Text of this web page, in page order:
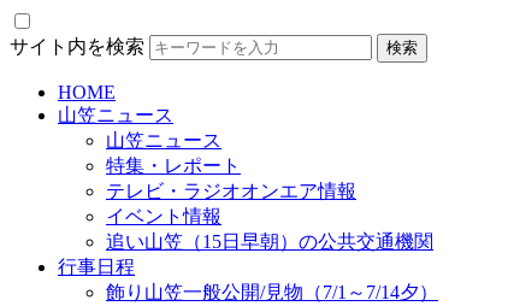
サイト内を検索
HOME
山笠ニュース
山笠ニュース
特集・レポート
テレビ・ラジオオンエア情報
イベント情報
追い山笠（15日早朝）の公共交通機関
行事日程
飾り山笠一般公開/見物（7/1～7/14夕）